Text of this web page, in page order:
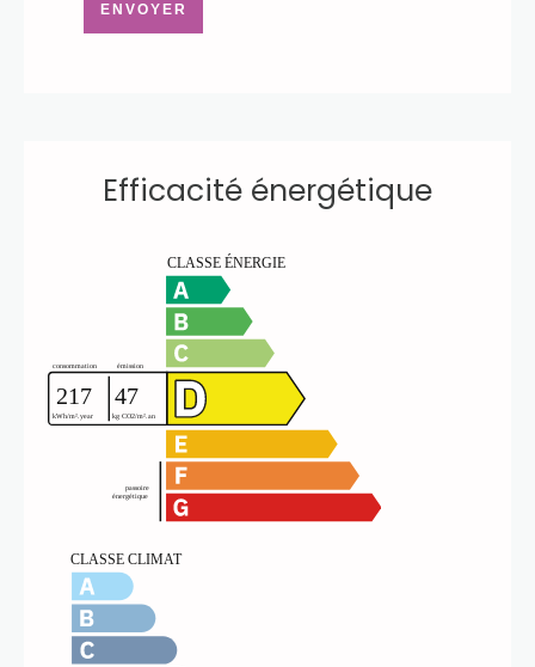
ENVOYER
Efficacité énergétique